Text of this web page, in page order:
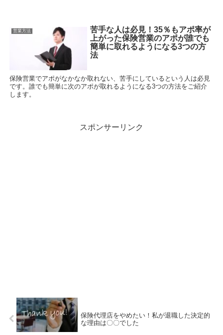
営業方法
苦手な人は必見！35％もアポ率が
上がった保険営業のアポが誰でも
簡単に取れるようになる3つの方
法
保険営業でアポがなかなか取れない、苦手にしているという人は必見
です。誰でも簡単に次のアポが取れるようになる3つの方法をご紹介
します。
スポンサーリンク
保険代理店をやめたい！私が退職した決定的
な理由は〇〇でした